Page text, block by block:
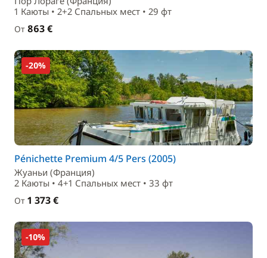
1 Каюты • 2+2 Спальныx мест • 29 фт
От 863 €
-20%
Pénichette Premium 4/5 Pers (2005)
Жуаньи (Франция)
2 Каюты • 4+1 Спальныx мест • 33 фт
От 1 373 €
-10%